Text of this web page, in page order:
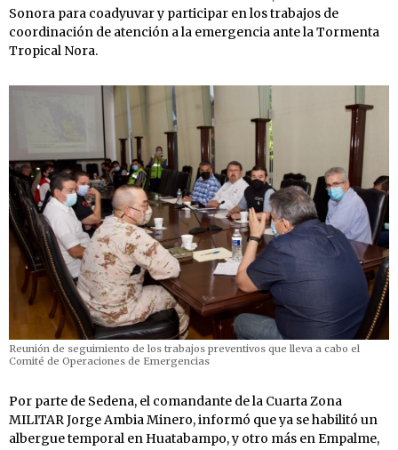
Sonora para coadyuvar y participar en los trabajos de
coordinación de atención a la emergencia ante la Tormenta
Tropical Nora.
Reunión de seguimiento de los trabajos preventivos que lleva a cabo el
Comité de Operaciones de Emergencias
Por parte de Sedena, el comandante de la Cuarta Zona
MILITAR Jorge Ambia Minero, informó que ya se habilitó un
albergue temporal en Huatabampo, y otro más en Empalme,